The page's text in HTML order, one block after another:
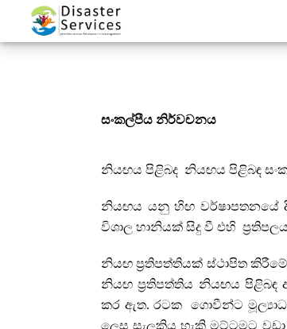
සංකල්පීය නිර්වචනය
නියඟය පිළිබද නියඟය පිළිබඳ
නියඟය යනු හිඟ වර්ෂාපතනයේ
විශාල හානියක් සිදු වී එහි
නියඟ ප්‍රතිපත්තියක් ස්ථාපිත
නියඟ ප්‍රතිපත්තිය නියඟය පිළිබඳ
කර ඇත. රටක ගොවීන්ට
ලෙස සැලකිය හැකි මට්ටමට